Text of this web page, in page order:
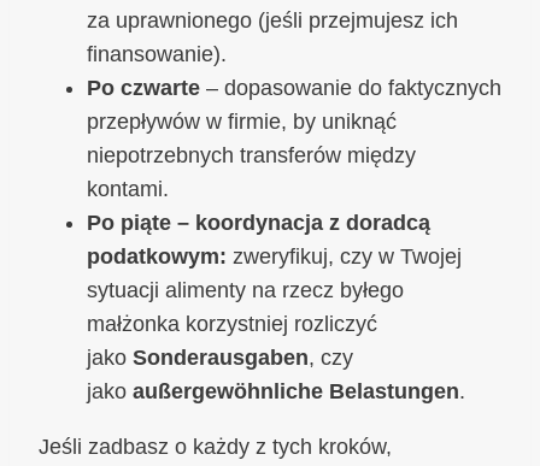
za uprawnionego (jeśli przejmujesz ich
finansowanie).
Po czwarte – dopasowanie do faktycznych
przepływów w firmie, by uniknąć
niepotrzebnych transferów między
kontami.
Po piąte – koordynacja z doradcą
podatkowym: zweryfikuj, czy w Twojej
sytuacji alimenty na rzecz byłego
małżonka korzystniej rozliczyć
jako Sonderausgaben, czy
jako außergewöhnliche Belastungen.
Jeśli zadbasz o każdy z tych kroków,